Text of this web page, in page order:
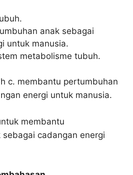
anak sebagai
untuk manusia.
metabolisme tubuh.
c. membantu pertumbuhan
energi untuk manusia.
membantu
cadangan energi